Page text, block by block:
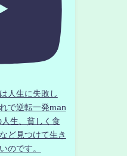
人生に失敗し
で逆転一発man
生、貧しく食
ど見つけて生き
のです。